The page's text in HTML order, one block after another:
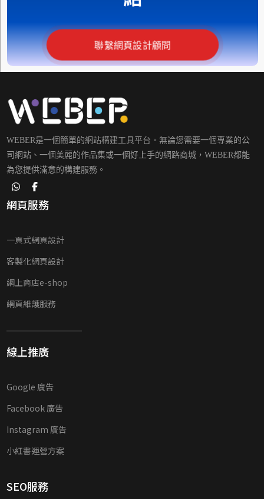
聯繫網頁設計顧問
WEBER是一個簡單的網站構建工具平台。無論您需要一個專業的公
司網站、一個美麗的作品集或一個好上手的網路商城，WEBER都能
為您提供滿意的構建服務。
網頁服務
一頁式網頁設計
客製化網頁設計
網上商店e-shop
網頁維護服務
線上推廣
Google 廣告
Facebook 廣告
Instagram 廣告
小紅書運營方案
SEO服務